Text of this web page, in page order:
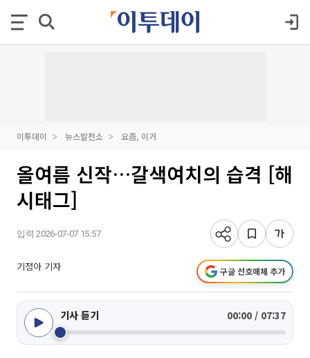
이투데이 뉴스발전소 요즘, 이거
올여름 신작…갈색여치의 습격 [해
시태그]
입력 2026-07-07 15:57
기정아 기자 구글 선호매체 추가
기사 듣기 00:00 / 07:37